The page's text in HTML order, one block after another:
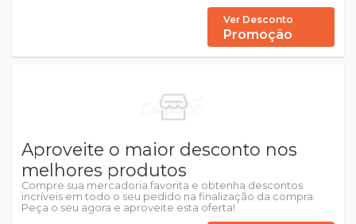
Ver Desconto
Promoção
Aproveite o maior desconto nos
melhores produtos
Compre sua mercadoria favorita e obtenha descontos
incríveis em todo o seu pedido na finalização da compra.
Peça o seu agora e aproveite esta oferta!